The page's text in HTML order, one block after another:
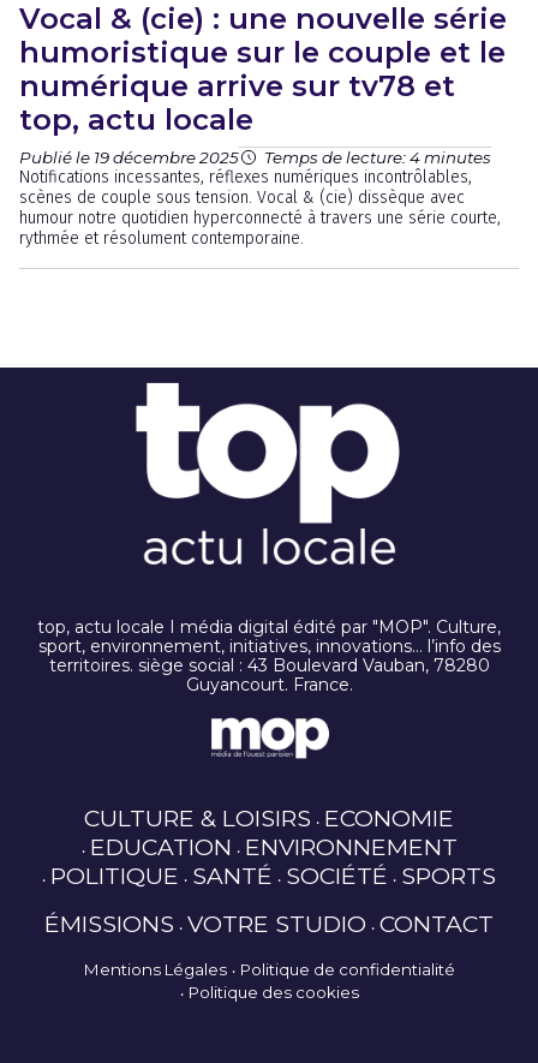
Vocal & (cie) : une nouvelle série
humoristique sur le couple et le
numérique arrive sur tv78 et
top, actu locale
Publié le 19 décembre 2025 Temps de lecture: 4 minutes
Notifications incessantes, réflexes numériques incontrôlables,
scènes de couple sous tension. Vocal & (cie) dissèque avec
humour notre quotidien hyperconnecté à travers une série courte,
rythmée et résolument contemporaine.
top, actu locale I média digital édité par "MOP". Culture,
sport, environnement, initiatives, innovations… l’info des
territoires. siège social : 43 Boulevard Vauban, 78280
Guyancourt. France.
CULTURE & LOISIRS ECONOMIE
EDUCATION ENVIRONNEMENT
POLITIQUE SANTÉ SOCIÉTÉ SPORTS
ÉMISSIONS VOTRE STUDIO CONTACT
Mentions Légales
Politique de confidentialité
Politique des cookies